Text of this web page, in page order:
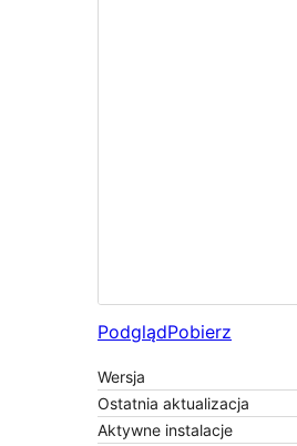
PodglądPobierz
Wersja
Ostatnia aktualizacja
Aktywne instalacje